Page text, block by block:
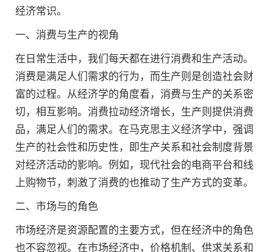
经济常识。
一、消费与生产的视角
在日常生活中，我们每天都在进行消费和生产活动。
消费是满足人们需求的行为，而生产则是创造社会财
富的过程。从经济学的角度看，消费与生产的关系密
切，相互影响。消费拉动经济增长，生产则提供消费
品，满足人们的需求。在马克思主义经济学中，强调
生产的社会性和历史性，即生产关系和社会制度背景
对经济活动的影响。例如，现代社会的电商平台和线
上购物节，刺激了消费的也推动了生产方式的变革。
二、市场与的角色
市场经济是资源配置的主要方式，但在经济中的角色
也不容忽视。在市场经济中，价格机制、供求关系和